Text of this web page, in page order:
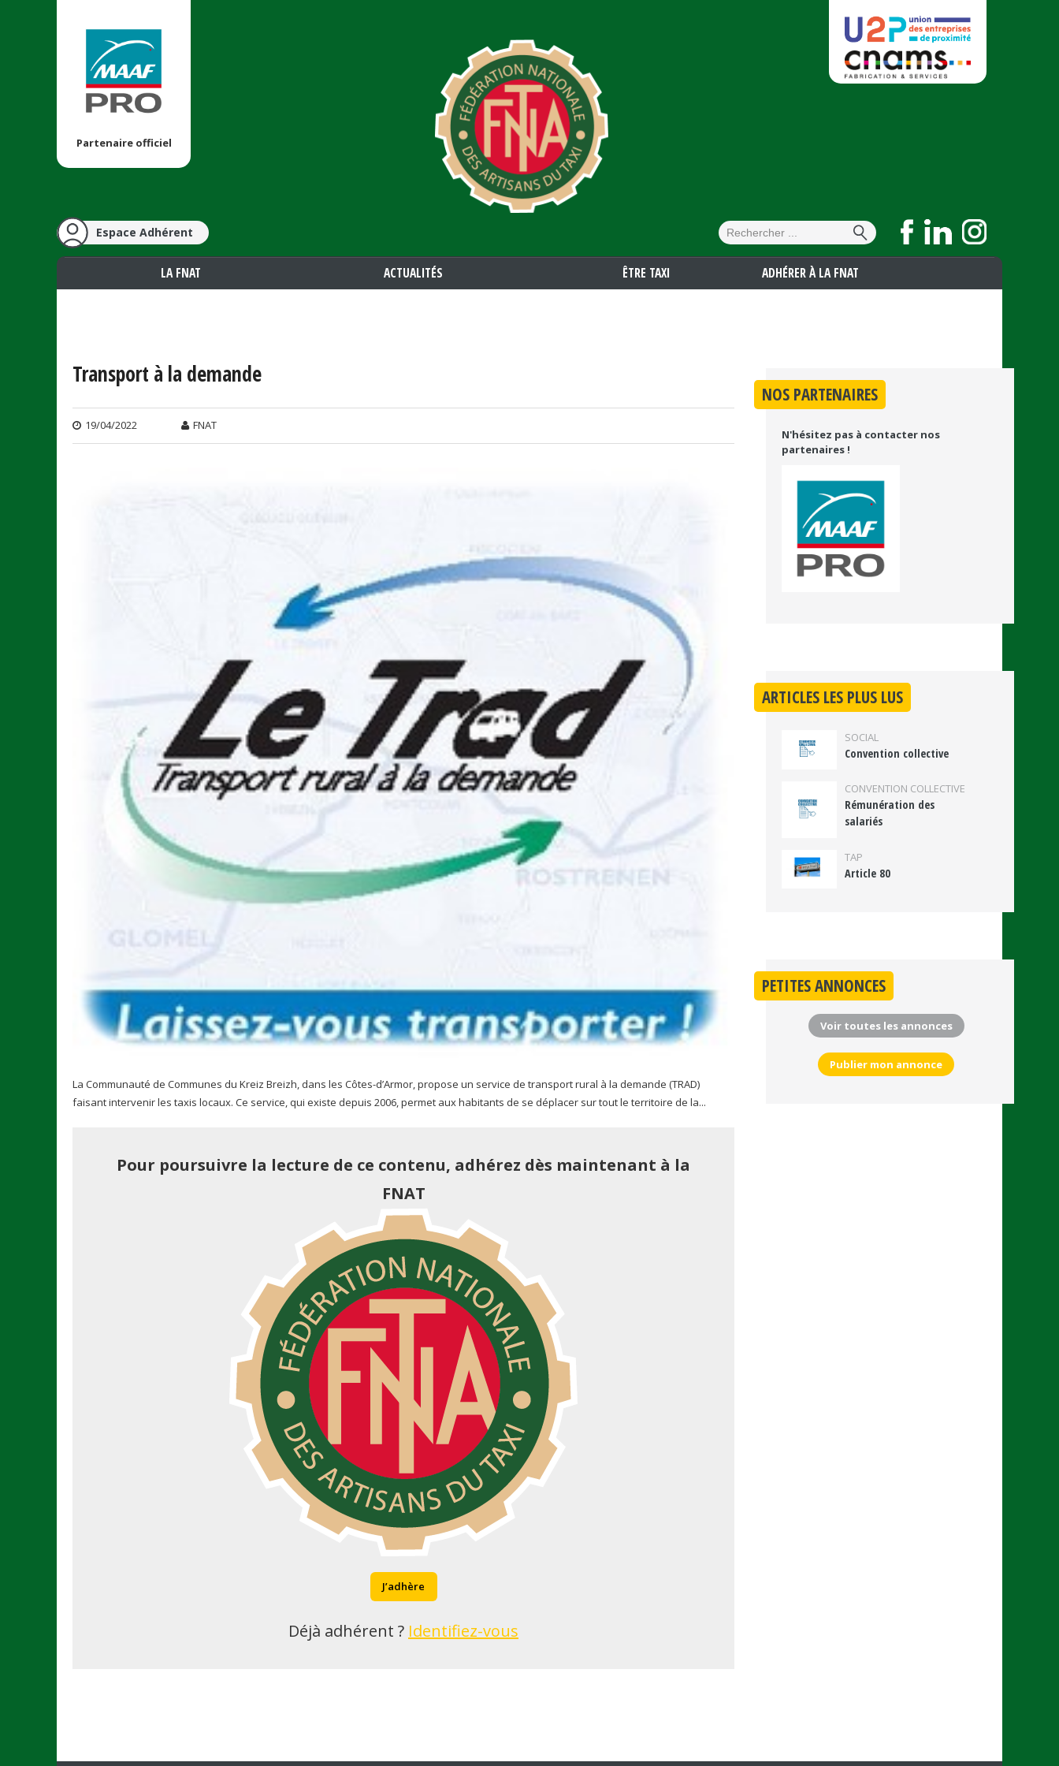
contenu
principal
Partenaire officiel
Espace Adhérent
Formulaire de
recherche
Rechercher
LA FNAT ACTUALITÉS ÊTRE TAXI ADHÉRER À LA FNAT
Transport à la demande
19/04/2022 FNAT
La Communauté de Communes du Kreiz Breizh, dans les Côtes-d’Armor, propose un service de transport rural à la demande (TRAD)
faisant intervenir les taxis locaux. Ce service, qui existe depuis 2006, permet aux habitants de se déplacer sur tout le territoire de la...
Pour poursuivre la lecture de ce contenu, adhérez dès maintenant à la
FNAT
J’adhère
Déjà adhérent ? Identifiez-vous
NOS PARTENAIRES
N'hésitez pas à contacter nos
partenaires !
ARTICLES LES PLUS LUS
SOCIAL
Convention collective
CONVENTION COLLECTIVE
Rémunération des
salariés
TAP
Article 80
PETITES ANNONCES
Voir toutes les annonces
Publier mon annonce